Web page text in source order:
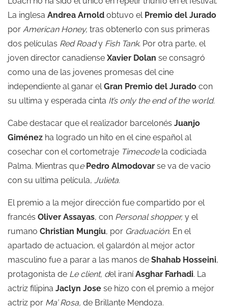
La inglesa Andrea Arnold obtuvo el Premio del Jurado
por American Honey, tras obtenerlo con sus primeras
dos películas Red Roady Fish Tank. Por otra parte, el
joven director canadiense Xavier Dolan se consagró
como una de las jovenes promesas del cine
independiente al ganar elGran Premio del Jurado con
su ultima y esperada cinta It’s only the end of the world.
Cabe destacar que el realizador barcelonés Juanjo
Giménez ha logrado un hito en el cine español al
cosechar con el cortometraje Timecodela codiciada
Palma. Mientras que Pedro Almodovar se va de vacio
con su ultima película, Julieta.
El premio a la mejor dirección fue compartido por el
francés Oliver Assayas, con Personal shopper, y el
rumano Christian Mungiu, por Graduación. En el
apartado de actuacion, el galardón al mejor actor
masculino fue a parar a las manos de Shahab Hosseini,
protagonista de Le client, del iraníAsghar Farhadi. La
actriz filipina Jaclyn Jose se hizo con el premio a mejor
actriz por Ma’ Rosa, de Brillante Mendoza.